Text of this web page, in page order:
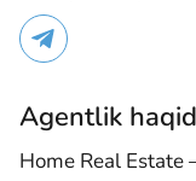
Agentlik
Home Real